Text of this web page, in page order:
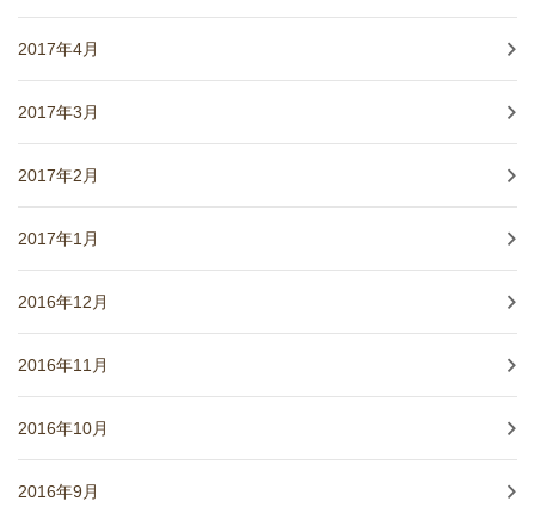
2017年4月
2017年3月
2017年2月
2017年1月
2016年12月
2016年11月
2016年10月
2016年9月